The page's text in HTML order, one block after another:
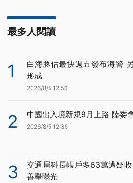
最多人閱讀
1
白海豚估最快週五發布海警
形成
2026/8/5 12:50
2 中國出入境新規9月上路 陸委
2026/8/5 12:35
3
交通局科長帳戶多63萬遭疑
善舉曝光